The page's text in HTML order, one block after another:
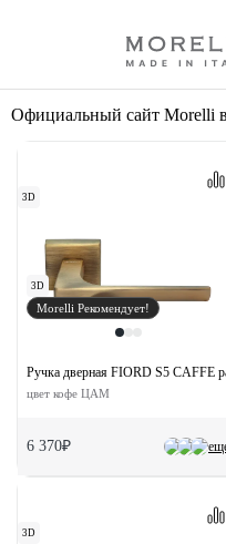
Официальный сайт Morelli
3D
3D
Morelli Рекомендует!
Ручка дверная FIORD S5 CAFFE
цвет кофе ЦАМ
6 370₽
3D